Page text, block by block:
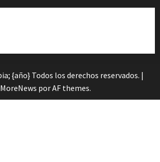
{año} Todos los derechos reservados. |
MoreNews por AF themes.